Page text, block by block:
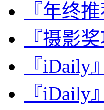
『年终
『摄影
『iDaily
『iDaily